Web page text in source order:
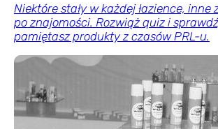
Niektóre stały w każdej łazience, inne
po znajomości. Rozwiąż quiz i
pamiętasz produkty z czasów PRL-u.